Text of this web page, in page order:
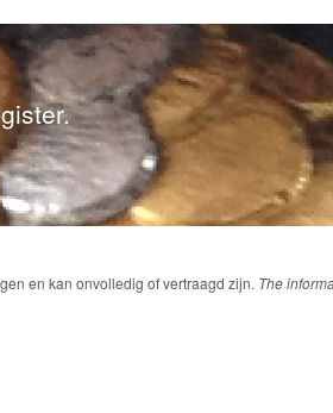
en kan onvolledig of vertraagd zijn. The